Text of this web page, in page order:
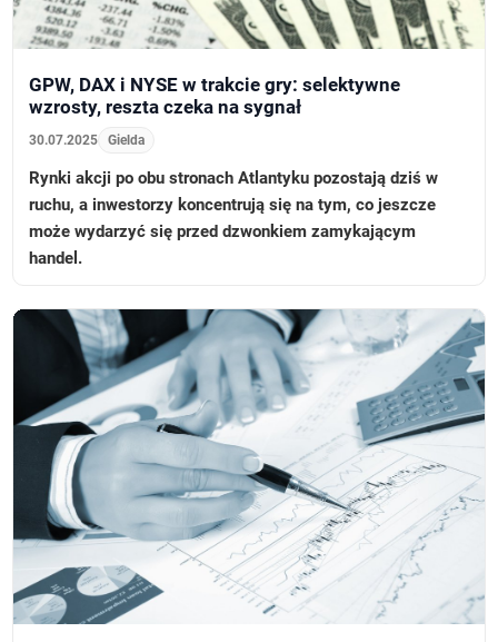
GPW, DAX i NYSE w trakcie gry: selektywne
wzrosty, reszta czeka na sygnał
30.07.2025 Gielda
Rynki akcji po obu stronach Atlantyku pozostają dziś w
ruchu, a inwestorzy koncentrują się na tym, co jeszcze
może wydarzyć się przed dzwonkiem zamykającym
handel.